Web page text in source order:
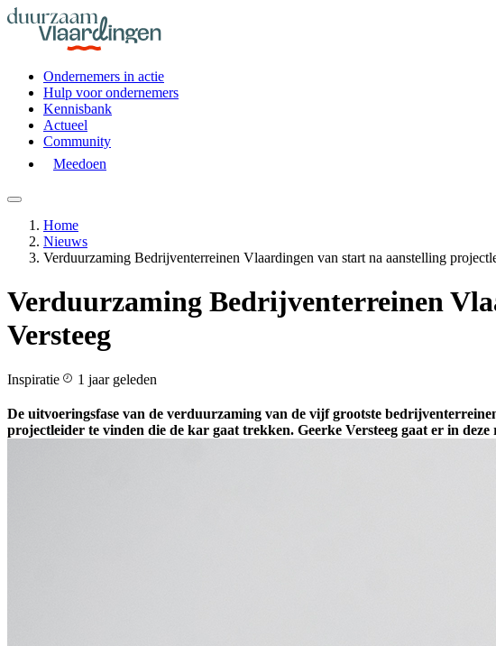
Ondernemers in actie
Hulp voor ondernemers
Kennisbank
Actueel
Community
Meedoen
Home
Nieuws
Verduurzaming Bedrijventerreinen Vlaardingen van start na aanstelling
Verduurzaming Bedrijventerreinen
Versteeg
Inspiratie 1 jaar geleden
De uitvoeringsfase van de verduurzaming van de vijf grootste
projectleider te vinden die de kar gaat trekken. Geerke Versteeg gaat er in